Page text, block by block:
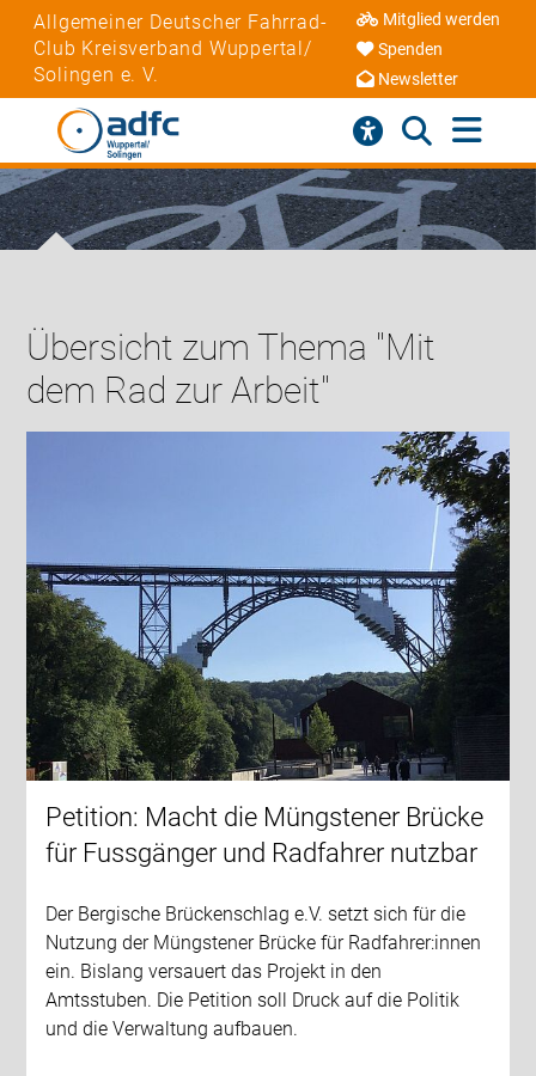
Allgemeiner Deutscher Fahrrad-
Club Kreisverband Wuppertal/
Solingen e. V.
Mitglied werden
Spenden
Newsletter
Übersicht zum Thema "Mit
dem Rad zur Arbeit"
Petition: Macht die Müngstener Brücke
für Fussgänger und Radfahrer nutzbar
Der Bergische Brückenschlag e.V. setzt sich für die
Nutzung der Müngstener Brücke für Radfahrer:innen
ein. Bislang versauert das Projekt in den
Amtsstuben. Die Petition soll Druck auf die Politik
und die Verwaltung aufbauen.